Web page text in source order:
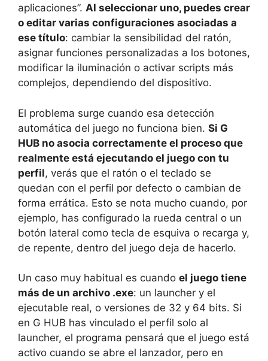
aplicaciones”. Al seleccionar uno, puedes crear
o editar varias configuraciones asociadas a
ese título: cambiar la sensibilidad del ratón,
asignar funciones personalizadas a los botones,
modificar la iluminación o activar scripts más
complejos, dependiendo del dispositivo.
El problema surge cuando esa detección
automática del juego no funciona bien. Si G
HUB no asocia correctamente el proceso que
realmente está ejecutando el juego con tu
perfil, verás que el ratón o el teclado se
quedan con el perfil por defecto o cambian de
forma errática. Esto se nota mucho cuando, por
ejemplo, has configurado la rueda central o un
botón lateral como tecla de esquiva o recarga y,
de repente, dentro del juego deja de hacerlo.
Un caso muy habitual es cuando el juego tiene
más de un archivo .exe: un launcher y el
ejecutable real, o versiones de 32 y 64 bits. Si
en G HUB has vinculado el perfil solo al
launcher, el programa pensará que el juego está
activo cuando se abre el lanzador, pero en